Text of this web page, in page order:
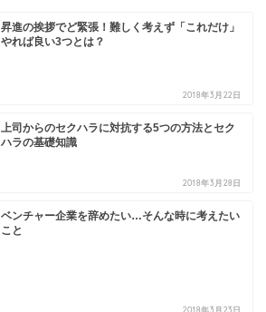
昇進の挨拶でど緊張！難しく考えず「これだけ」
やれば良い3つとは？
2018年3月22日
上司からのセクハラに対抗する5つの方法とセク
ハラの基礎知識
2018年3月28日
ベンチャー企業を辞めたい…そんな時に考えたい
こと